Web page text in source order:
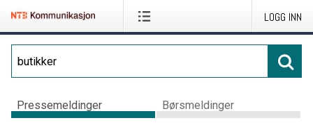
LOGG INN
Pressemeldinger Børsmeldinger